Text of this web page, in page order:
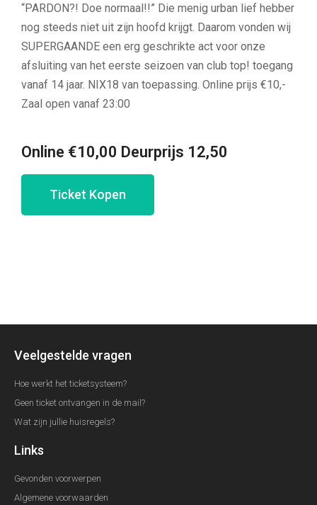
“PARDON?! Doe normaal!!” Die menig urban lief hebber
nog steeds niet uit zijn hoofd krijgt. Daarom vonden wij
SUPERGAANDE een erg geschrikte act voor onze
afsluiting van het eerste seizoen van club top! toegang
vanaf 14 jaar. NIX18 van toepassing. Online prijs €10,-
Zaal open vanaf 23:00
Online €10,00 Deurprijs 12,50
Ticket Kopen
Veelgestelde vragen
Hoe werkt het ticketsysteem?
Geen ticket ontvangen in de mail?
Wat zijn jullie huisregels?
Links
Gevonden voorwerpen
Algemene voorwaarden